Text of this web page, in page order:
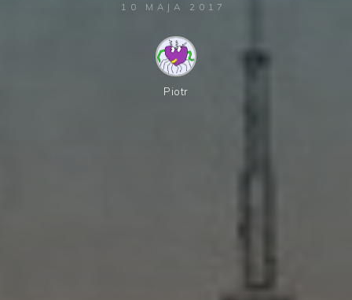
10 MAJA 2017
Piotr